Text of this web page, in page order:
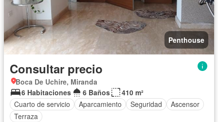
Penthouse
Consultar precio
Boca De Uchire, Miranda
6 Habitaciones
6 Baños
410 m²
Cuarto de servicio
Aparcamiento Seguridad
Ascensor
Terraza